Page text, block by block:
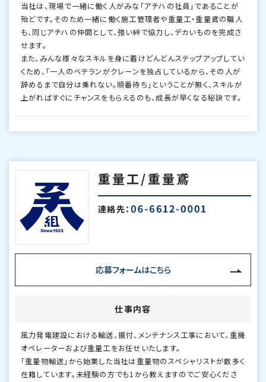
当社は、現場で一緒に働く人がみな「アチハの社員」であることが
殆どです。そのため一緒に働く施工管理者や重量工・重量鳶の職人
も、同じアチハの仲間として、強い絆で協力し、デカいものを完成さ
せます。
また、みんな様々なスキルを身に着けどんどんステップアップしてい
くため、「一人のベテランがクレーンを独占しているから、その人が
辞めるまで自分は乗れない。順番待ち」ということが無く、スキルが
上がればすぐにチャンスをもらえるのも、成長が早くなる秘訣です。
重量工/重量鳶
連絡先：
応募フォームはこちら
仕事内容
風力発電建設における輸送、据付、メンテナンス工事において、重機
オペレーターおよび重量工をお任せいたします。
「重量物輸送」から始業した当社は重量物のスペシャリストが数多く
在籍しています。未経験の方でも1から教えますのでご安心くださ